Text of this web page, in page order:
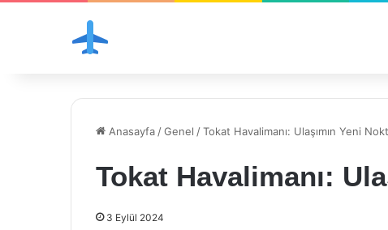
Anasayfa /Genel /Tokat Havalimanı: Ulaşımın Yeni
Tokat Havalimanı:
3 Eylül 2024